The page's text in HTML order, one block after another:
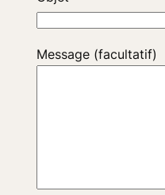
Message (facultatif)